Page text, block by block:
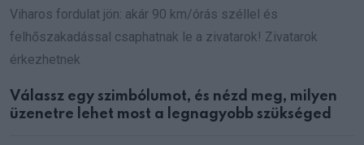
Viharos fordulat jön: akár 90 km/órás széllel és
felhőszakadással csaphatnak le a zivatarok! Zivatarok
érkezhetnek
Válassz egy szimbólumot, és nézd meg, milyen
üzenetre lehet most a legnagyobb szükséged